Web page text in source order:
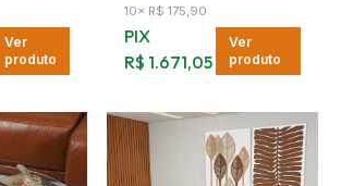
Ver
produto
10× R$ 175,90
PIX
R$ 1.671,05
Ver
produto